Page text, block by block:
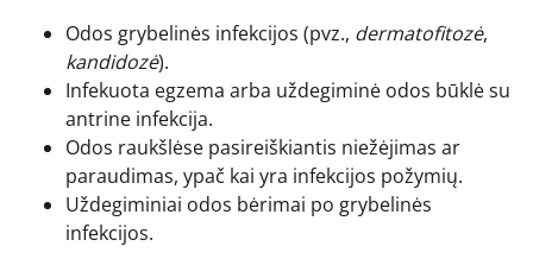
Odos grybelinės infekcijos (pvz., dermatofitozė,
kandidozė).
Infekuota egzema arba uždegiminė odos būklė su
antrine infekcija.
Odos raukšlėse pasireiškiantis niežėjimas ar
paraudimas, ypač kai yra infekcijos požymių.
Uždegiminiai odos bėrimai po grybelinės
infekcijos.